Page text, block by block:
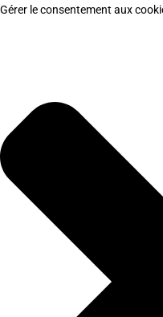
Gérer le consentement aux